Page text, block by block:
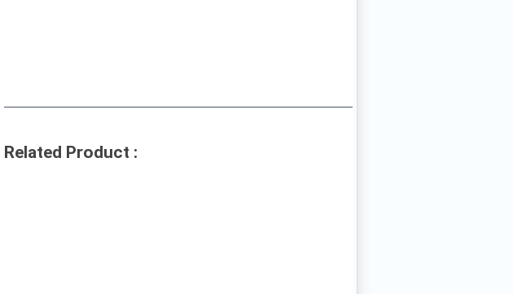
Related Product :